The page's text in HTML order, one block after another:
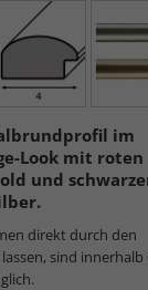
im
Look mit roten
und
direkt durch den
sind